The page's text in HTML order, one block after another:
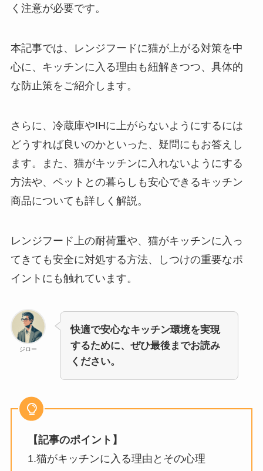
く注意が必要です。
本記事では、レンジフードに猫が上がる対策を中
心に、キッチンに入る理由も紐解きつつ、具体的
な防止策をご紹介します。
さらに、冷蔵庫やIHに上がらないようにするには
どうすれば良いのかといった、疑問にもお答えし
ます。また、猫がキッチンに入れないようにする
方法や、ペットとの暮らしも安心できるキッチン
商品についても詳しく解説。
レンジフード上の耐荷重や、猫がキッチンに入っ
てきても安全に対処する方法、しつけの重要なポ
イントにも触れています。
ジロー
快適で安心なキッチン環境を実現
するために、ぜひ最後までお読み
ください。
【記事のポイント】
1.猫がキッチンに入る理由とその心理